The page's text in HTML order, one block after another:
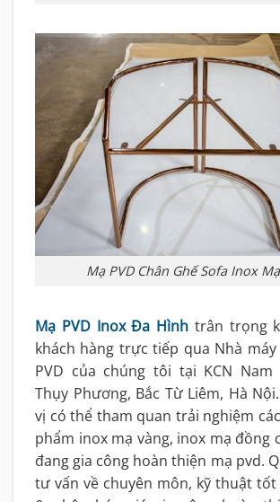
Mạ PVD Chân Ghế Sofa Inox
Mạ PVD Inox Đa Hình trân trọng
khách hàng trực tiếp qua Nhà máy
PVD của chúng tôi tại KCN Nam
Thụy Phương, Bắc Từ Liêm, Hà
vị có thể tham quan trải nghiệm
phẩm inox mạ vàng, inox mạ đồng
đang gia công hoàn thiện mạ pvd.
tư vấn về chuyên môn, kỹ thuật tốt